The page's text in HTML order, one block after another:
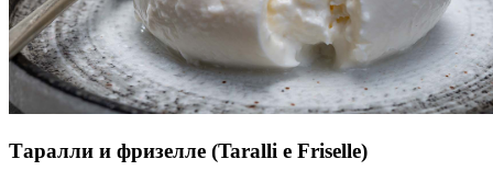
Таралли и фризелле (Taralli e Friselle)